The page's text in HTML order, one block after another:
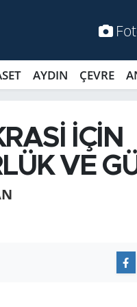
AYDIN ÇEVRE
İÇİN
VE